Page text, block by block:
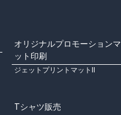
オリジナルプロモーションマ
ット印刷
ジェットプリントマットⅡ
Tシャツ販売